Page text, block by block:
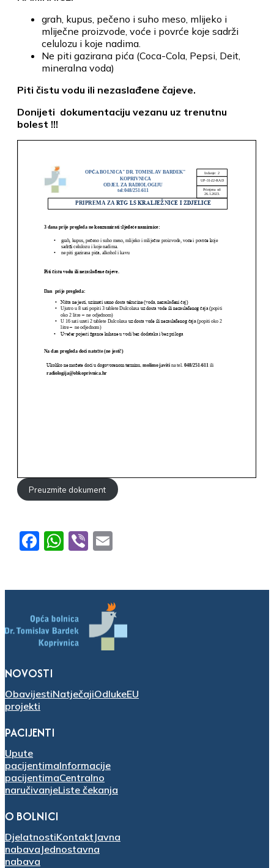
grah, kupus, pečeno i suho meso, mlijeko i
mliječne proizvode, voće i povrće koje sadrži
celulozu i koje nadima.
Ne piti gazirana pića (Coca-Cola, Pepsi, Deit,
mineralna voda)
Piti čistu vodu ili nezaslađene čajeve.
Donijeti dokumentaciju vezanu uz trenutnu
bolest !!!
Preuzmite dokument
Facebook
WhatsApp
Viber
NOVOSTI
ObavijestiNatječajiOdlukeEU
projekti
PACIJENTI
Upute
pacijentimaInformacije
pacijentimaCentralno
naručivanjeListe čekanja
O BOLNICI
DjelatnostiKontakt Javna
nabava Jednostavna
nabava